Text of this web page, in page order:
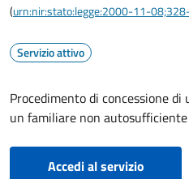
(urn:nir:stato:legge:2000-11-
Servizio attivo
Procedimento di concessione
un familiare non autosufficiente
Accedi al servizio